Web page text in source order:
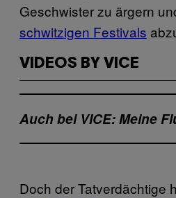
Geschwister zu ärgern
schwitzigen Festivals
VIDEOS BY VICE
Auch bei VICE: Meine
Doch der Tatverdächtige